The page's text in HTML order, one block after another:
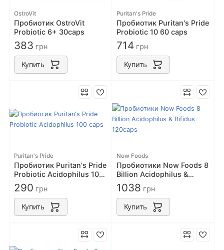
OstroVit
Пробиотик OstroVit
Probiotic 6+ 30caps
383 грн
Купить
Puritan's Pride
Пробиотик Puritan's Pride
Probiotic 10 60 caps
714 грн
Купить
Puritan's Pride
Пробиотик Puritan's Pride
Probiotic Acidophilus 100
caps
290 грн
Купить
Now Foods
Пробиотики Now Foods 8
Billion Acidophilus &
Bifidus 120caps
1038 грн
Купить